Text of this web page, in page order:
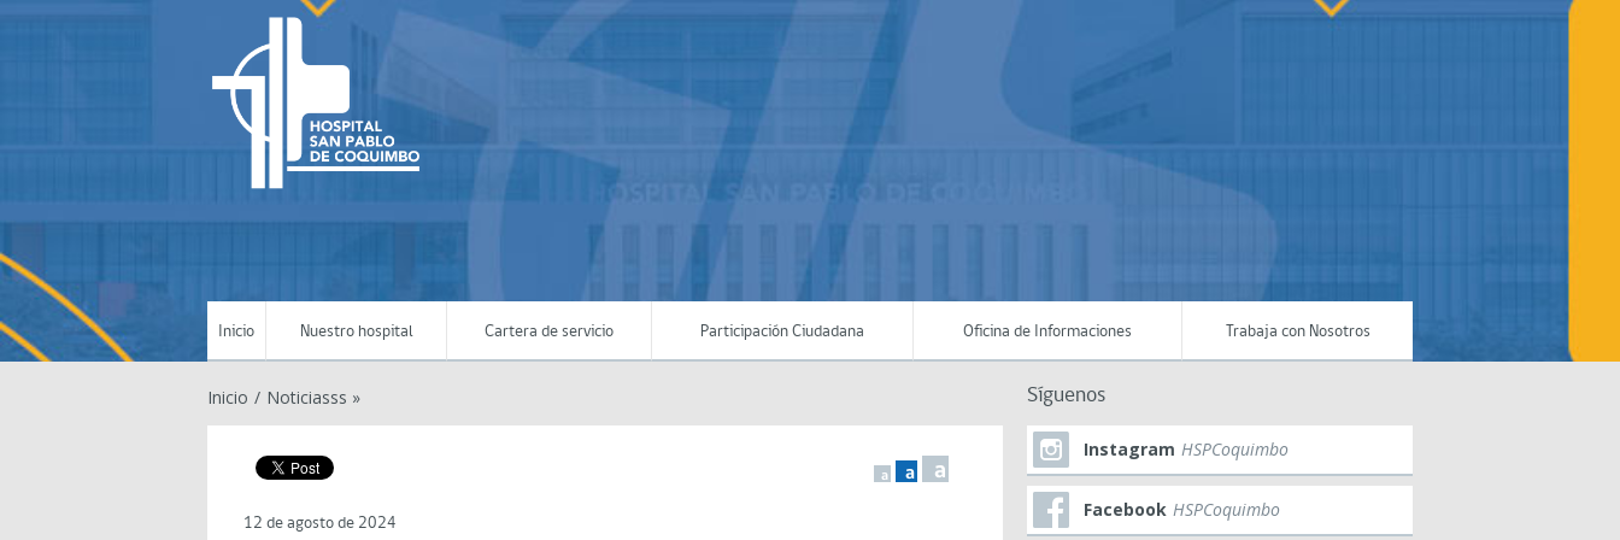
Inicio Nuestro hospital Cartera de servicio Participación Ciudadana Oficina de Informaciones Trabaja con Nosotros
Inicio / Noticiasss »
a a a
12 de agosto de 2024
Síguenos
Instagram HSPCoquimbo
Facebook HSPCoquimbo